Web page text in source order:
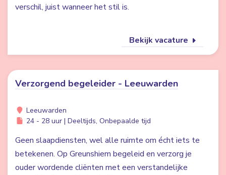
verschil, juist wanneer het stil is.
Bekijk vacature
Verzorgend begeleider - Leeuwarden
Leeuwarden
24 - 28 uur | Deeltijds, Onbepaalde tijd
Geen slaapdiensten, wel alle ruimte om écht iets te
betekenen. Op Greunshiem begeleid en verzorg je
ouder wordende cliënten met een verstandelijke